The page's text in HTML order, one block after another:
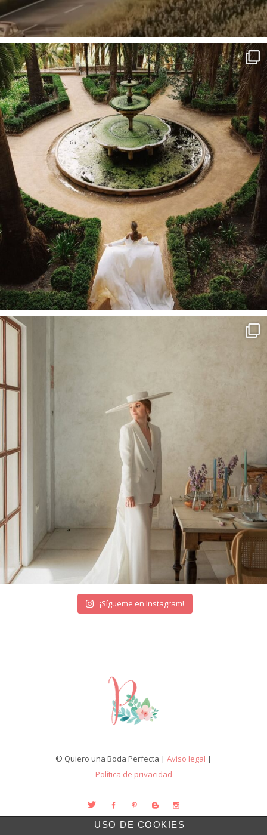
¡Sígueme en Instagram!
© Quiero una Boda Perfecta | Aviso legal |
Política de privacidad
USO DE COOKIES